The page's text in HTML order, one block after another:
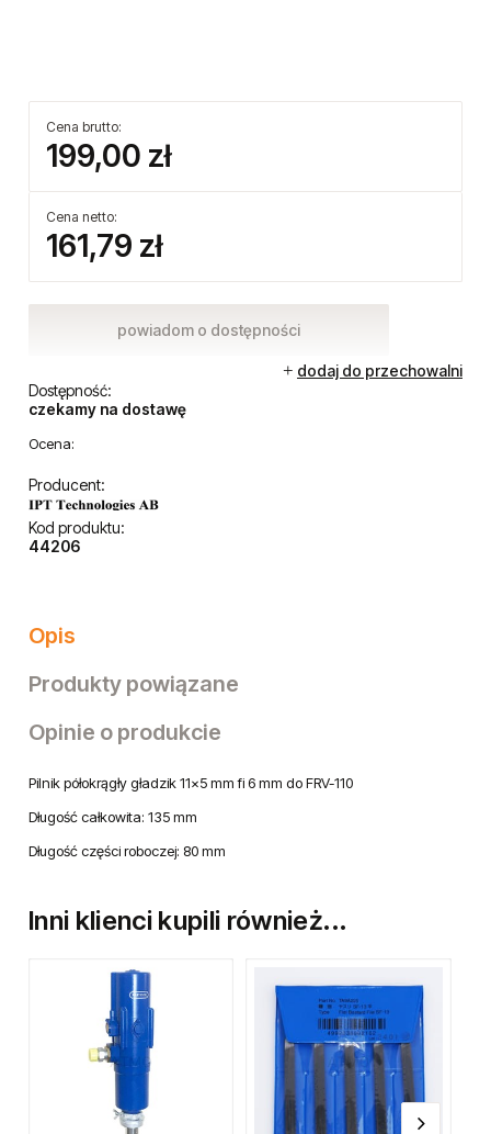
Cena brutto:
199,00 zł
Cena netto:
161,79 zł
powiadom o dostępności
dodaj do przechowalni
Dostępność:
czekamy na dostawę
Ocena:
Producent:
Kod produktu:
44206
Opis
Produkty powiązane
Opinie o produkcie
Pilnik półokrągły gładzik 11x5 mm fi 6 mm do FRV-110
Długość całkowita: 135 mm
Długość części roboczej: 80 mm
Inni klienci kupili również...